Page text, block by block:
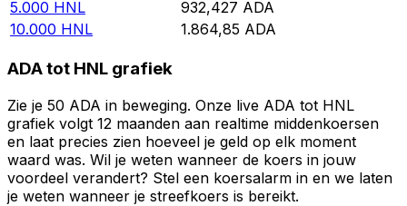
5.000 HNL 932,427 ADA
10.000 HNL 1.864,85 ADA
ADA tot HNL grafiek
Zie je 50 ADA in beweging. Onze live ADA tot HNL
grafiek volgt 12 maanden aan realtime middenkoersen
en laat precies zien hoeveel je geld op elk moment
waard was. Wil je weten wanneer de koers in jouw
voordeel verandert? Stel een koersalarm in en we laten
je weten wanneer je streefkoers is bereikt.